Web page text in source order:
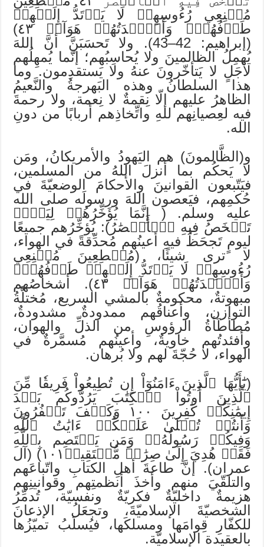
مُقۡنِعِي رُءُوسِهِمۡ لَا يَرۡتَدُّ إِلَيۡهِمۡ
طَرۡفُهُمۡۖ وَأَفۡ‍ِٔدَتُهُمۡ هَوَآءٞ ٤٣)
(إبراهيم: 42–43). ولا تَحسَبَنَّ أنَّ اللهَ
يُهمِلُ الظالمينَ ولا يُحاسِبُهم؛ إنّما يُمهِلُهم
لأجَلٍ لا يَتأخّرونَ عنهُ ولا يَستقدِمون. وما
هذا السلطانُ وهذه البَهرجةُ والنَّعيمُ
الظاهرُ عليهم إلّا نِقمةٌ لا نِعمة، ولا رحمةَ
فيه لعِصيانِهم للهِ واتِّخاذِهم أربابًا من دونِ
الله.
و(الظَّالمونَ) هم اليَهودُ والأمريكانُ، ومَن
لا يَحكُم بما أنزلَ اللهُ من المسلمين،
فيَتّبعون القوانينَ والأحكامَ الوضعيّةَ في
حُكمِهم، فيَعصون اللهَ ورسولَه صلى الله
عليه وسلم. ( إِنَّمَا يُؤَخِّرُهُمۡ لِيَوۡمٖ
تَشۡخَصُ فِيهِ ٱلۡأَبۡصَٰرُ): يُؤخِّرُهم جميعًا
ليومٍ تَجحَظُ فيهِ أعينُهم مُحدِّقةً في الهواء،
لا ترى شيئًا، (مُهۡطِعِينَ مُقۡنِعِي
رُءُوسِهِمۡ لَا يَرۡتَدُّ إِلَيۡهِمۡ طَرۡفُهُمۡۖ
وَأَفۡ‍ِٔدَتُهُمۡ هَوَآءٞ ٤٣). أشخاصُهم
مبهوتةٌ، محكومةٌ بالمشي السريع، مُختلَّةُ
التوازن، وأعناقُهم ممدودةٌ مشدودةٌ،
مُطأطَأةُ الرؤوسِ من الذلِّ والهوان،
وأفئدتُهم خاويةٌ، وأعينُهم مُسمَّرةٌ في
الهواء، لا حُجّةَ لهم ولا بُرهان.
(يَٰٓأَيُّهَا ٱلَّذِينَ ءَامَنُوٓاْ إِن تُطِيعُواْ فَرِيقٗا مِّنَ
ٱلَّذِينَ أُوتُواْ ٱلۡكِتَٰبَ يَرُدُّوكُم بَعۡدَ
إِيمَٰنِكُمۡ كَٰفِرِينَ ١٠٠ وَكَيۡفَ تَكۡفُرُونَ
وَأَنتُمۡ تُتۡلَىٰ عَلَيۡكُمۡ ءَايَٰتُ ٱللَّهِ
وَفِيكُمۡ رَسُولُهُۥۗ وَمَن يَعۡتَصِم بِٱللَّهِ
فَقَدۡ هُدِيَ إِلَىٰ صِرَٰطٖ مُّسۡتَقِيمٖ١٠١) (آل
عمران). إنَّ طاعةَ أهلِ الكتابِ واتّباعَهم
والتلقّيَ منهم وأخذَ أنظمتِهم وقوانينِهم
هزيمةٌ داخليّةٌ فكريّةٌ ونفسيّة، تُدمِّرُ
الشخصيّةَ الإسلاميّةَ، وتجعَلُ الإذعانَ
للكفّارِ قِوامَها ومسلكَها، فيُسلَبُ تميّزُها
بالعقيدة الإسلاميّة.